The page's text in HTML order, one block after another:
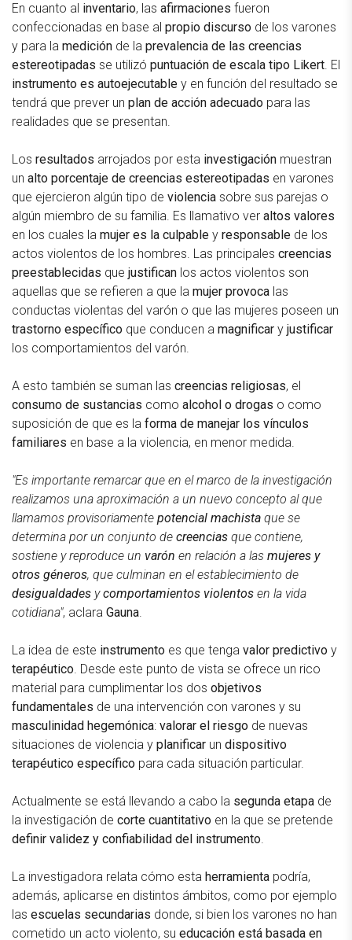
En cuanto al inventario, las afirmaciones fueron
confeccionadas en base al propio discurso de los varones
y para la medición de la prevalencia de las creencias
estereotipadas se utilizó puntuación de escala tipo Likert. El
instrumento es autoejecutable y en función del resultado se
tendrá que prever un plan de acción adecuado para las
realidades que se presentan.
Los resultados arrojados por esta investigación muestran
un alto porcentaje de creencias estereotipadas en varones
que ejercieron algún tipo de violencia sobre sus parejas o
algún miembro de su familia. Es llamativo ver altos valores
en los cuales la mujer es la culpable y responsable de los
actos violentos de los hombres. Las principales creencias
preestablecidas que justifican los actos violentos son
aquellas que se refieren a que la mujer provoca las
conductas violentas del varón o que las mujeres poseen un
trastorno específico que conducen a magnificar y justificar
los comportamientos del varón.
A esto también se suman las creencias religiosas, el
consumo de sustancias como alcohol o drogas o como
suposición de que es la forma de manejar los vínculos
familiares en base a la violencia, en menor medida.
"Es importante remarcar que en el marco de la investigación
realizamos una aproximación a un nuevo concepto al que
llamamos provisoriamente potencial machista que se
determina por un conjunto de creencias que contiene,
sostiene y reproduce un varón en relación a las mujeres y
otros géneros, que culminan en el establecimiento de
desigualdades ycomportamientos violentos en la vida
cotidiana", aclara Gauna.
La idea de este instrumento es que tenga valor predictivo y
terapéutico. Desde este punto de vista se ofrece un rico
material para cumplimentar los dos objetivos
fundamentales de una intervención con varones y su
masculinidad hegemónica: valorar el riesgo de nuevas
situaciones de violencia y planificar un dispositivo
terapéutico específico para cada situación particular.
Actualmente se está llevando a cabo la segunda etapa de
la investigación de corte cuantitativo en la que se pretende
definir validez y confiabilidad del instrumento.
La investigadora relata cómo esta herramienta podría,
además, aplicarse en distintos ámbitos, como por ejemplo
las escuelas secundarias donde, si bien los varones no han
cometido un acto violento, su educación está basada en